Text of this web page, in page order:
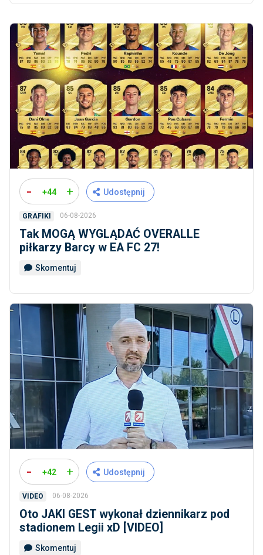
- +44 + Udostępnij
GRAFIKI 06-08-2026
Tak MOGĄ WYGLĄDAĆ OVERALLE
piłkarzy Barcy w EA FC 27!
Skomentuj
- +42 + Udostępnij
VIDEO 06-08-2026
Oto JAKI GEST wykonał dziennikarz pod
stadionem Legii xD [VIDEO]
Skomentuj